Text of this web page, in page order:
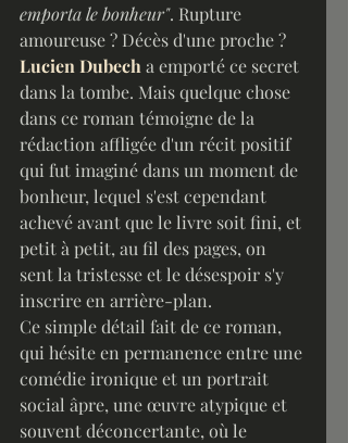
emporta le bonheur". Rupture
amoureuse ? Décès d'une proche ?
Lucien Dubech a emporté ce secret
dans la tombe. Mais quelque chose
dans ce roman témoigne de la
rédaction affligée d'un récit positif
qui fut imaginé dans un moment de
bonheur, lequel s'est cependant
achevé avant que le livre soit fini, et
petit à petit, au fil des pages, on
sent la tristesse et le désespoir s'y
inscrire en arrière-plan.
Ce simple détail fait de ce roman,
qui hésite en permanence entre une
comédie ironique et un portrait
social âpre, une œuvre atypique et
souvent déconcertante, où le